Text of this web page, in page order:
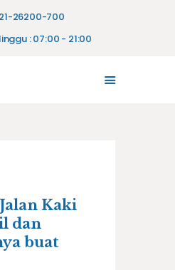
26200-700
: 07:00 - 21:00
Kaki
dan
buat